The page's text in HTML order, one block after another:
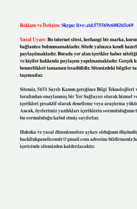
Reklam ve İletişim:Skype: live:.cid.575569c608265c69
Yasal Uyarı:Bu internet sitesi, herhangi bir marka,
bağlantısı bulunmamaktadır. Sitede yalnızca kendi
paylaşılmaktadır. Burada yer alan içerikler haber
ve kişiler hakkında paylaşım yapılmamaktadır.
benzerlikleri tamamen tesadüfidir. Sitemizdeki bilgiler
taşımazlar.
Sitemiz, 5651 Sayılı Kanun gereğince Bilgi
tarafından onaylanmış bir Yer Sağlayıcı olarak hizmet
içerikleri proaktif olarak denetleme veya araştırma
Ancak, üyelerimiz yazdıkları içeriklerin sorumluluğunu
bu sorumluluğu kabul etmiş sayılırlar.
Hukuka ve yasal düzenlemelere aykırı olduğunu
backlinkpanelicomtr@gmail.comadresine bildirmeniz
içerisinde sitemizden kaldırılacaktır.